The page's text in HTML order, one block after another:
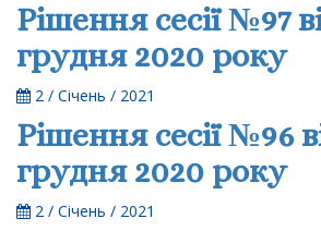
Рішення сесії №97
грудня 2020 року
2 / Січень / 2021
Рішення сесії №96
грудня 2020 року
2 / Січень / 2021